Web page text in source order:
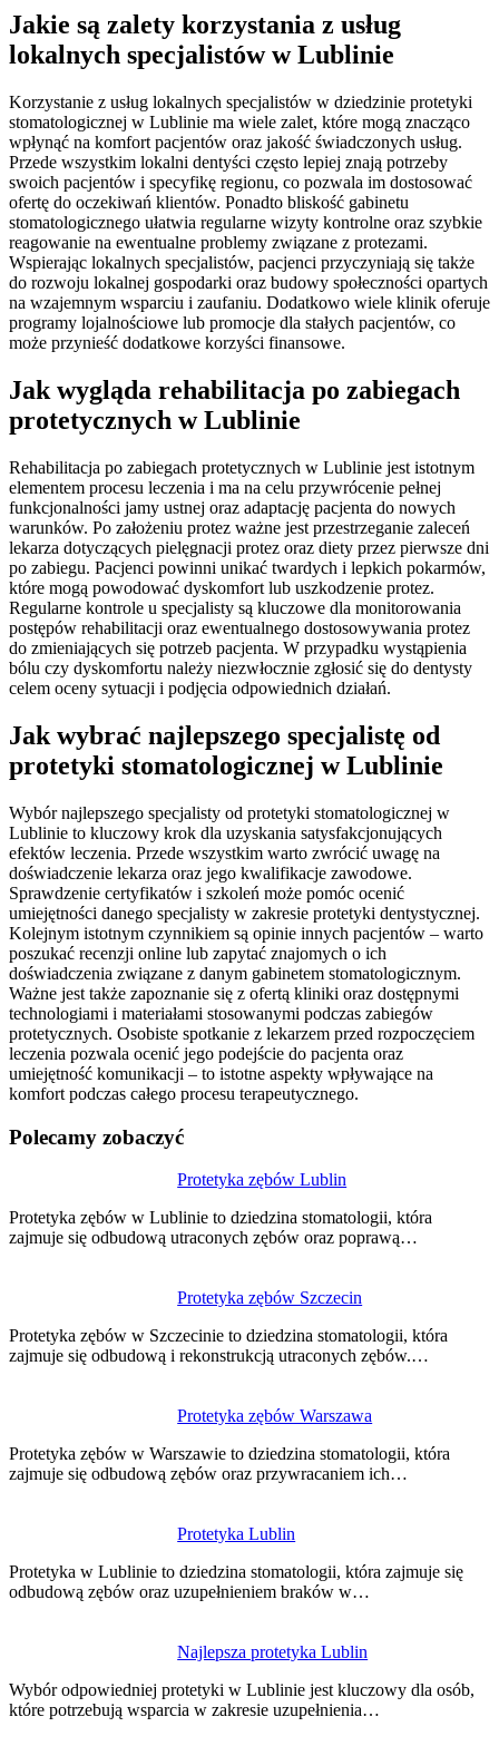
Jakie są zalety korzystania z usług
lokalnych specjalistów w Lublinie
Korzystanie z usług lokalnych specjalistów w dziedzinie protetyki
stomatologicznej w Lublinie ma wiele zalet, które mogą znacząco
wpłynąć na komfort pacjentów oraz jakość świadczonych usług.
Przede wszystkim lokalni dentyści często lepiej znają potrzeby
swoich pacjentów i specyfikę regionu, co pozwala im dostosować
ofertę do oczekiwań klientów. Ponadto bliskość gabinetu
stomatologicznego ułatwia regularne wizyty kontrolne oraz szybkie
reagowanie na ewentualne problemy związane z protezami.
Wspierając lokalnych specjalistów, pacjenci przyczyniają się także
do rozwoju lokalnej gospodarki oraz budowy społeczności opartych
na wzajemnym wsparciu i zaufaniu. Dodatkowo wiele klinik oferuje
programy lojalnościowe lub promocje dla stałych pacjentów, co
może przynieść dodatkowe korzyści finansowe.
Jak wygląda rehabilitacja po zabiegach
protetycznych w Lublinie
Rehabilitacja po zabiegach protetycznych w Lublinie jest istotnym
elementem procesu leczenia i ma na celu przywrócenie pełnej
funkcjonalności jamy ustnej oraz adaptację pacjenta do nowych
warunków. Po założeniu protez ważne jest przestrzeganie zaleceń
lekarza dotyczących pielęgnacji protez oraz diety przez pierwsze dni
po zabiegu. Pacjenci powinni unikać twardych i lepkich pokarmów,
które mogą powodować dyskomfort lub uszkodzenie protez.
Regularne kontrole u specjalisty są kluczowe dla monitorowania
postępów rehabilitacji oraz ewentualnego dostosowywania protez
do zmieniających się potrzeb pacjenta. W przypadku wystąpienia
bólu czy dyskomfortu należy niezwłocznie zgłosić się do dentysty
celem oceny sytuacji i podjęcia odpowiednich działań.
Jak wybrać najlepszego specjalistę od
protetyki stomatologicznej w Lublinie
Wybór najlepszego specjalisty od protetyki stomatologicznej w
Lublinie to kluczowy krok dla uzyskania satysfakcjonujących
efektów leczenia. Przede wszystkim warto zwrócić uwagę na
doświadczenie lekarza oraz jego kwalifikacje zawodowe.
Sprawdzenie certyfikatów i szkoleń może pomóc ocenić
umiejętności danego specjalisty w zakresie protetyki dentystycznej.
Kolejnym istotnym czynnikiem są opinie innych pacjentów – warto
poszukać recenzji online lub zapytać znajomych o ich
doświadczenia związane z danym gabinetem stomatologicznym.
Ważne jest także zapoznanie się z ofertą kliniki oraz dostępnymi
technologiami i materiałami stosowanymi podczas zabiegów
protetycznych. Osobiste spotkanie z lekarzem przed rozpoczęciem
leczenia pozwala ocenić jego podejście do pacjenta oraz
umiejętność komunikacji – to istotne aspekty wpływające na
komfort podczas całego procesu terapeutycznego.
Polecamy zobaczyć
Protetyka zębów Lublin
Protetyka zębów w Lublinie to dziedzina stomatologii, która
zajmuje się odbudową utraconych zębów oraz poprawą…
Protetyka zębów Szczecin
Protetyka zębów w Szczecinie to dziedzina stomatologii, która
zajmuje się odbudową i rekonstrukcją utraconych zębów.…
Protetyka zębów Warszawa
Protetyka zębów w Warszawie to dziedzina stomatologii, która
zajmuje się odbudową zębów oraz przywracaniem ich…
Protetyka Lublin
Protetyka w Lublinie to dziedzina stomatologii, która zajmuje się
odbudową zębów oraz uzupełnieniem braków w…
Najlepsza protetyka Lublin
Wybór odpowiedniej protetyki w Lublinie jest kluczowy dla osób,
które potrzebują wsparcia w zakresie uzupełnienia…
wpisu